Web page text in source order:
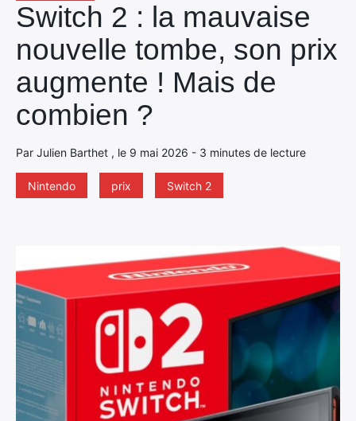
Switch 2 : la mauvaise
nouvelle tombe, son prix
augmente ! Mais de
combien ?
Par Julien Barthet , le 9 mai 2026 - 3 minutes de lecture
Nintendo prix Switch 2